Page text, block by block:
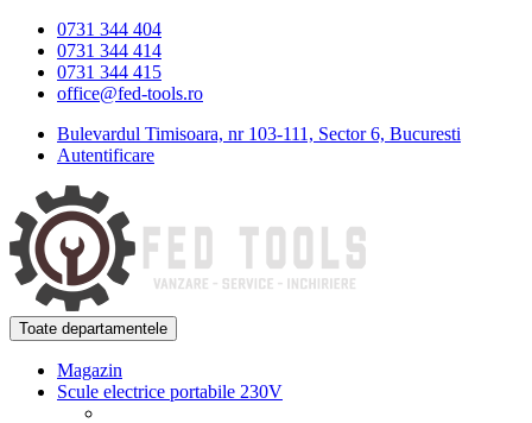
Skip
navigation
Skip
content
0731 344 404
0731 344 414
0731 344 415
office@fed-tools.ro
Bulevardul Timisoara, nr 103-111, Sector 6, Bucuresti
Autentificare
Toate departamentele
Magazin
Scule electrice portabile 230V